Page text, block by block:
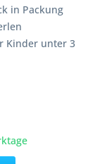
in Packung
Kinder unter 3